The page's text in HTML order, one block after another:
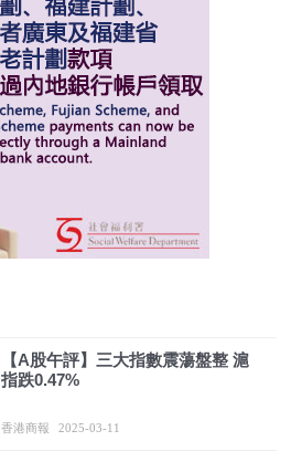
【A股午評】三大指數震蕩盤整 滬
指跌0.47%
香港商報 2025-03-11